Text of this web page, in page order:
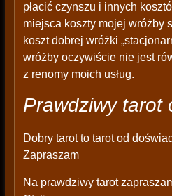
płacić czynszu i innych
miejsca koszty mojej wróżby
koszt dobrej wróżki
wróżby oczywiście nie jest
z renomy moich usług.
Prawdziwy tarot
Dobry tarot to tarot od
Zapraszam
Na prawdziwy tarot